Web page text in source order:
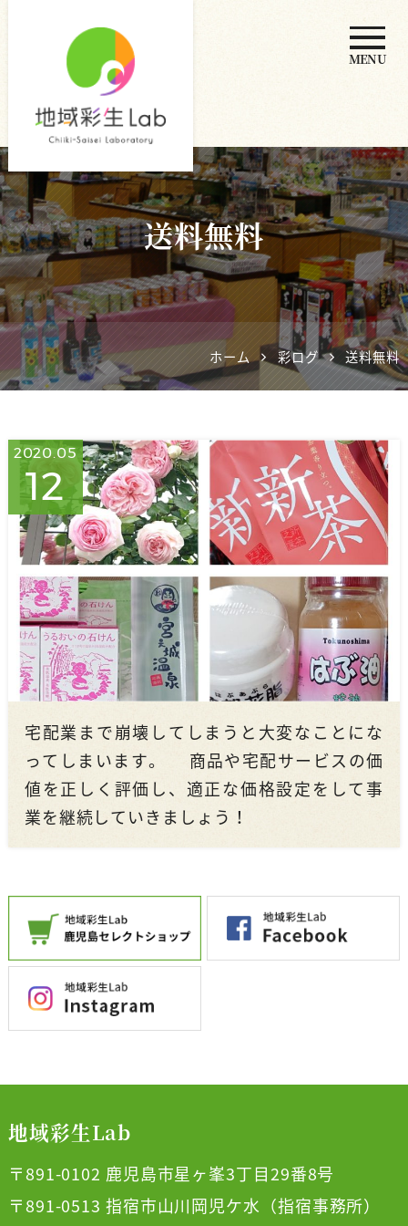
地域彩生
Lab
MENU
送料無料
ホーム 彩ログ 送料無料
2020.05
12
宅配業まで崩壊してしまうと大変なことにな
ってしまいます。 商品や宅配サービスの価
値を正しく評価し、適正な価格設定をして事
業を継続していきましょう！
地域彩生Lab
〒891-0102 鹿児島市星ヶ峯3丁目29番8号
〒891-0513 指宿市山川岡児ケ水（指宿事務所）